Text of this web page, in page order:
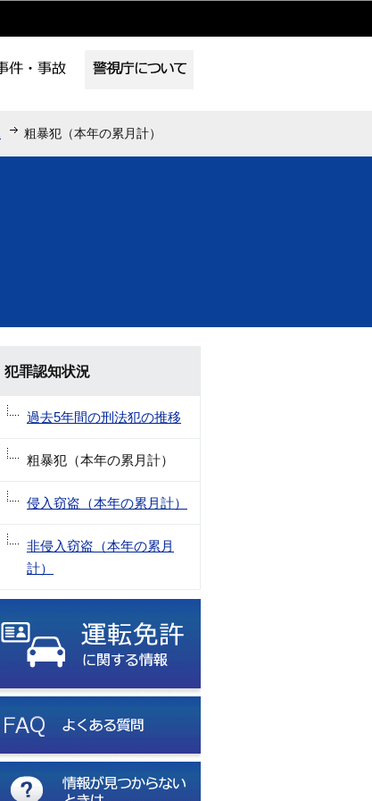
粗暴犯（本年の累月計）
犯罪認知状況
過去5年間の刑法犯の推移
粗暴犯（本年の累月計）
侵入窃盗（本年の累月計）
非侵入窃盗（本年の累月
計）